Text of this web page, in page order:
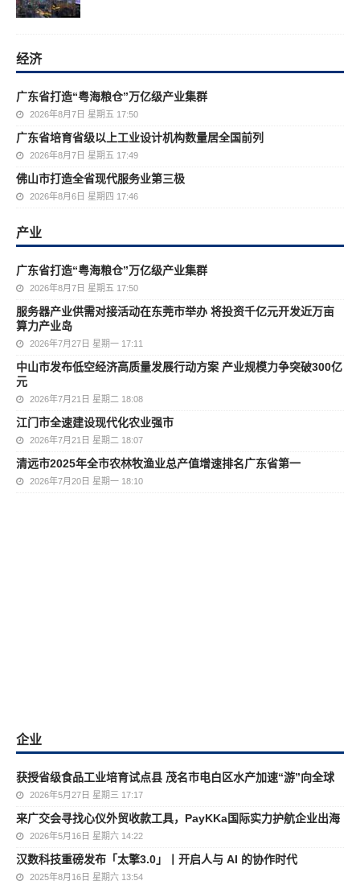
经济
广东省打造“粤海粮仓”万亿级产业集群
2026年8月7日 星期五 17:50
广东省培育省级以上工业设计机构数量居全国前列
2026年8月7日 星期五 17:49
佛山市打造全省现代服务业第三极
2026年8月6日 星期四 17:46
产业
广东省打造“粤海粮仓”万亿级产业集群
2026年8月7日 星期五 17:50
服务器产业供需对接活动在东莞市举办 将投资千亿元开发近万亩
算力产业岛
2026年7月27日 星期一 17:11
中山市发布低空经济高质量发展行动方案 产业规模力争突破300亿
元
2026年7月21日 星期二 18:08
江门市全速建设现代化农业强市
2026年7月21日 星期二 18:07
清远市2025年全市农林牧渔业总产值增速排名广东省第一
2026年7月20日 星期一 18:10
企业
获授省级食品工业培育试点县 茂名市电白区水产加速“游”向全球
2026年5月27日 星期三 17:17
来广交会寻找心仪外贸收款工具，PayKKa国际实力护航企业出海
2026年5月16日 星期六 14:22
汉数科技重磅发布「太擎3.0」丨开启人与 AI 的协作时代
2025年8月16日 星期六 13:54